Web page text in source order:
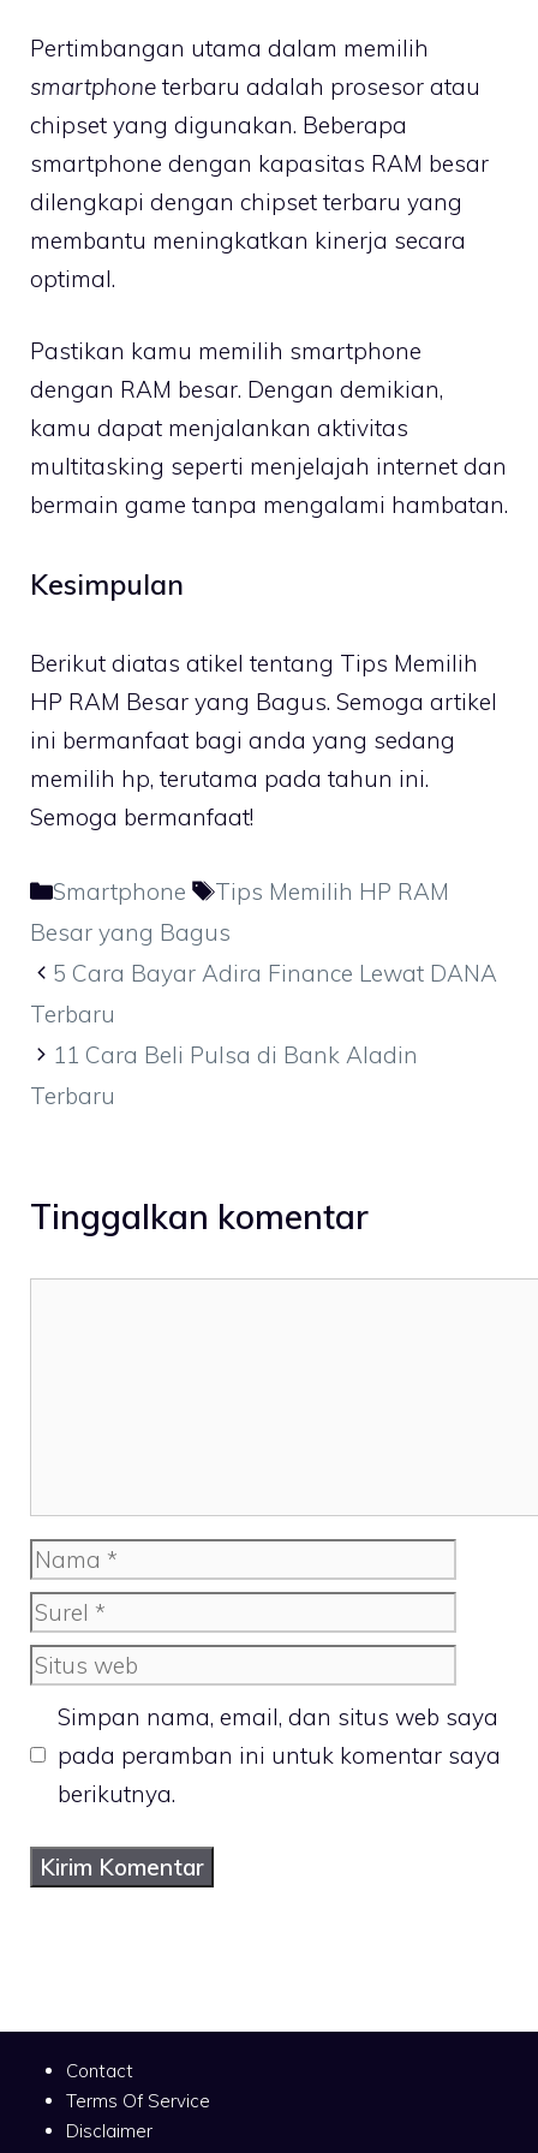
Pertimbangan utama dalam memilih
smartphone terbaru adalah prosesor atau
chipset yang digunakan. Beberapa
smartphone dengan kapasitas RAM besar
dilengkapi dengan chipset terbaru yang
membantu meningkatkan kinerja secara
optimal.
Pastikan kamu memilih smartphone
dengan RAM besar. Dengan demikian,
kamu dapat menjalankan aktivitas
multitasking seperti menjelajah internet dan
bermain game tanpa mengalami hambatan.
Kesimpulan
Berikut diatas atikel tentang Tips Memilih
HP RAM Besar yang Bagus. Semoga artikel
ini bermanfaat bagi anda yang sedang
memilih hp, terutama pada tahun ini.
Semoga bermanfaat!
Kategori
Smartphone Tag
Tips Memilih HP RAM
Besar yang Bagus
5 Cara Bayar Adira Finance Lewat DANA
Terbaru
11 Cara Beli Pulsa di Bank Aladin
Terbaru
Tinggalkan komentar
Nama
Surel
Situs
Simpan nama, email, dan situs web saya
pada peramban ini untuk komentar saya
berikutnya.
Contact
Terms Of Service
Disclaimer